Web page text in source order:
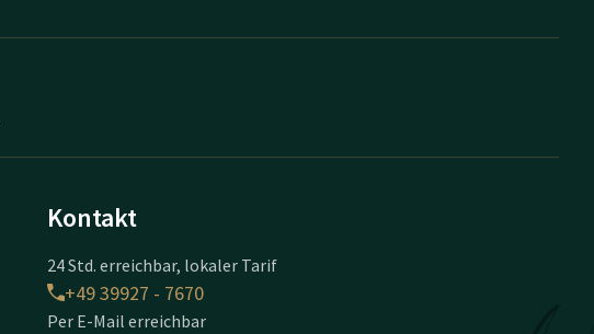
Kontakt
24 Std. erreichbar, lokaler Tarif
+49 39927 - 7670
Per E-Mail erreichbar